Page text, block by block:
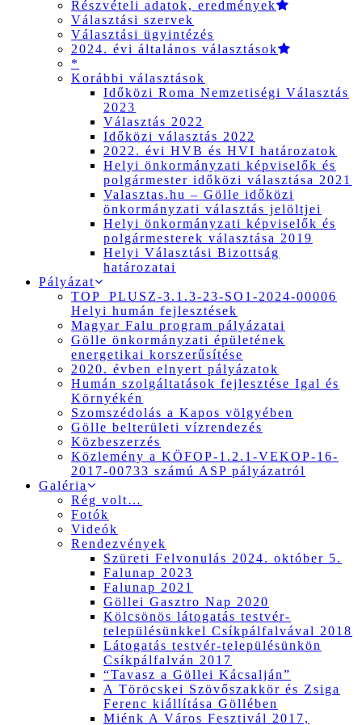
Részvételi adatok, eredmények
Választási szervek
Választási ügyintézés
2024. évi általános választások
*
Korábbi választások
Időközi Roma Nemzetiségi Választás
2023
Választás 2022
Időközi választás 2022
2022. évi HVB és HVI határozatok
Helyi önkormányzati képviselők és
polgármester időközi választása 2021
Valasztas.hu – Gölle időközi
önkormányzati választás jelöltjei
Helyi önkormányzati képviselők és
polgármesterek választása 2019
Helyi Választási Bizottság
határozatai
Pályázat
TOP_PLUSZ-3.1.3-23-SO1-2024-00006
Helyi humán fejlesztések
Magyar Falu program pályázatai
Gölle önkormányzati épületének
energetikai korszerűsítése
2020. évben elnyert pályázatok
Humán szolgáltatások fejlesztése Igal és
Környékén
Szomszédolás a Kapos völgyében
Gölle belterületi vízrendezés
Közbeszerzés
Közlemény a KÖFOP-1.2.1-VEKOP-16-
2017-00733 számú ASP pályázatról
Galéria
Rég volt…
Fotók
Videók
Rendezvények
Szüreti Felvonulás 2024. október 5.
Falunap 2023
Falunap 2021
Göllei Gasztro Nap 2020
Kölcsönös látogatás testvér-
településünkkel Csíkpálfalvával 2018
Látogatás testvér-településünkön
Csíkpálfalván 2017
“Tavasz a Göllei Kácsalján”
A Töröcskei Szövőszakkör és Zsiga
Ferenc kiállítása Göllében
Miénk A Város Fesztivál 2017,